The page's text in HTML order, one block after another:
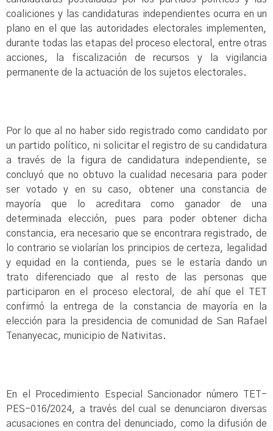
coaliciones y las candidaturas independientes ocurra en un
plano en el que las autoridades electorales implementen,
durante todas las etapas del proceso electoral, entre otras
acciones, la fiscalización de recursos y la vigilancia
permanente de la actuación de los sujetos electorales.
Por lo que al no haber sido registrado como candidato por
un partido político, ni solicitar el registro de su candidatura
a través de la figura de candidatura independiente, se
concluyó que no obtuvo la cualidad necesaria para poder
ser votado y en su caso, obtener una constancia de
mayoría que lo acreditara como ganador de una
determinada elección, pues para poder obtener dicha
constancia, era necesario que se encontrara registrado, de
lo contrario se violarían los principios de certeza, legalidad
y equidad en la contienda, pues se le estaría dando un
trato diferenciado que al resto de las personas que
participaron en el proceso electoral, de ahí que el TET
confirmó la entrega de la constancia de mayoría en la
elección para la presidencia de comunidad de San Rafael
Tenanyecac, municipio de Nativitas.
En el Procedimiento Especial Sancionador número TET-
PES-016/2024, a través del cual se denunciaron diversas
acusaciones en contra del denunciado, como la difusión de